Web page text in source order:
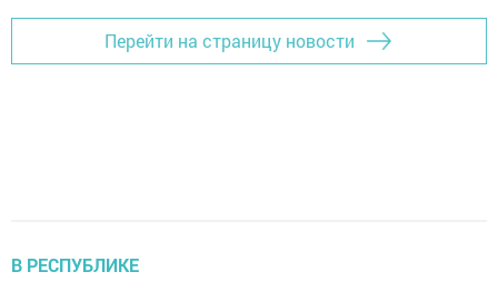
Перейти на страницу новости
В РЕСПУБЛИКЕ